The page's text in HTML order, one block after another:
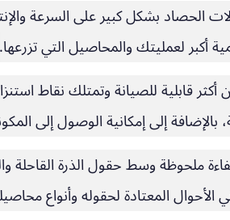
الحصاد بشكل كبير على السرعة
أكبر لعمليتك والمحاصيل التي تزرعها.
أكثر قابلية للصيانة وتمتلك نقاط
إلى إمكانية الوصول إلى
ملحوظة وسط حقول الذرة القاحلة
المعتادة لحقوله وأنواع